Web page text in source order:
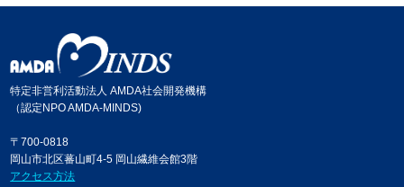
特定非営利活動法人 AMDA社会開発機構
（認定NPO AMDA-MINDS)
〒700-0818
岡山市北区蕃山町4-5 岡山繊維会館3階
アクセス方法